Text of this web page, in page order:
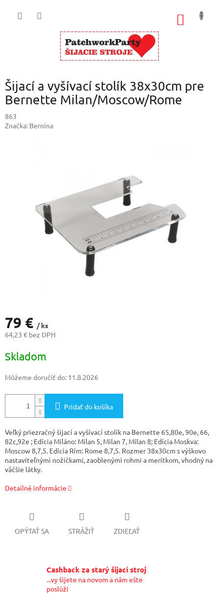
Šijací a vyšívací stolík 38x30cm pre
Bernette Milan/Moscow/Rome
863
Značka: Bernina
79 € / ks
64,23 € bez DPH
cena:
Skladom
Môžeme doručiť do: 11.8.2026
Pridať do košíka
Veľký priezračný šijací a vyšívací stolík na Bernette 65,80e, 90e, 66,
82c,92e ; Edícia Miláno: Milan 5, Milan 7, Milan 8; Edícia Moskva:
Moscow 8,7,5. Edícia Rím: Rome 8,7,5. Rozmer 38x30cm s výškovo
nastaviteľnými nožičkami, zaoblenými rohmi a merítkom, vhodný na
väčšie látky.
Detailné informácie
OPÝTAŤ SA STRÁŽIŤ ZDIEĽAŤ
Cashback za starý šijací stroj
...vy šijete na novom a nám ešte
poslúži